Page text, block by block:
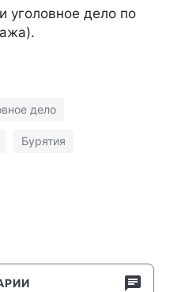
уголовное дело по
дело
Бурятия